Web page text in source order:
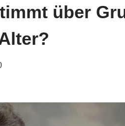
über